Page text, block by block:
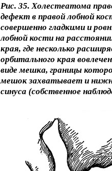
Рис. 35. Холестеатома
дефект в правой лобной
совершенно гладкими и
лобной кости на
края, где несколько
орбитального края
виде мешка, границы
мешок захватывает и
синуса (собственное